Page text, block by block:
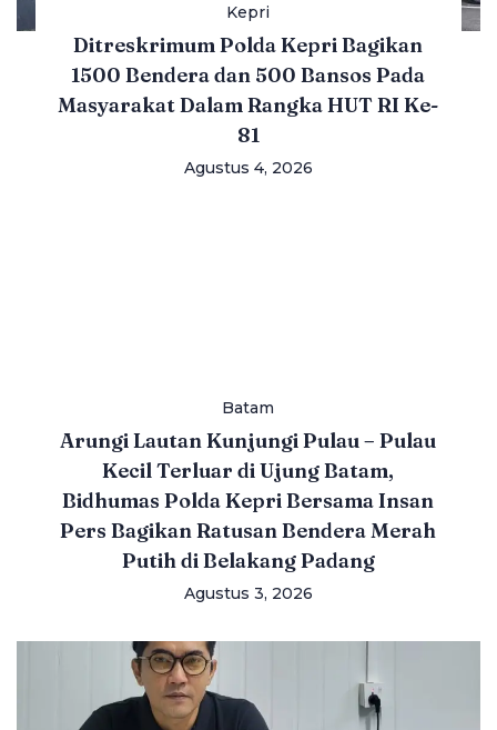
Kepri
Ditreskrimum Polda Kepri Bagikan
1500 Bendera dan 500 Bansos Pada
Masyarakat Dalam Rangka HUT RI Ke-
81
Agustus 4, 2026
Batam
Arungi Lautan Kunjungi Pulau – Pulau
Kecil Terluar di Ujung Batam,
Bidhumas Polda Kepri Bersama Insan
Pers Bagikan Ratusan Bendera Merah
Putih di Belakang Padang
Agustus 3, 2026